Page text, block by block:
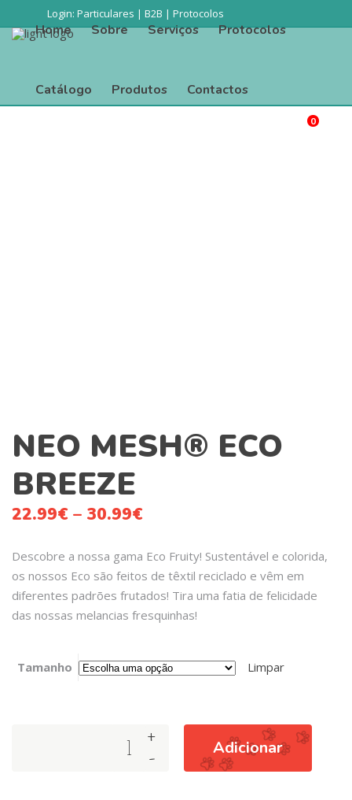
Login: Particulares | B2B | Protocolos
0
Home Sobre Serviços Protocolos
Catálogo Produtos Contactos
NEO MESH® ECO
BREEZE
22.99€ – 30.99€
Descobre a nossa gama Eco Fruity! Sustentável e colorida,
os nossos Eco são feitos de têxtil reciclado e vêm em
diferentes padrões frutados! Tira uma fatia de felicidade
das nossas melancias fresquinhas!
Tamanho Limpar
-
+ Adicionar